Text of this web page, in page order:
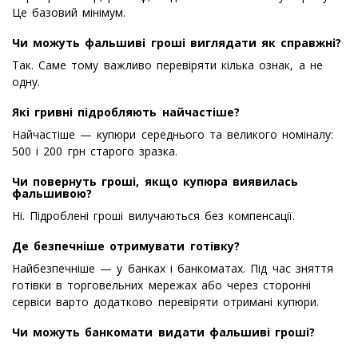
Це базовий мінімум.
Чи можуть фальшиві гроші виглядати як справжні?
Так. Саме тому важливо перевіряти кілька ознак, а не
одну.
Які гривні підробляють найчастіше?
Найчастіше — купюри середнього та великого номіналу:
500 і 200 грн старого зразка.
Чи повернуть гроші, якщо купюра виявилась
фальшивою?
Ні. Підроблені гроші вилучаються без компенсації.
Де безпечніше отримувати готівку?
Найбезпечніше — у банках і банкоматах. Під час зняття
готівки в торговельних мережах або через сторонні
сервіси варто додатково перевіряти отримані купюри.
Чи можуть банкомати видати фальшиві гроші?